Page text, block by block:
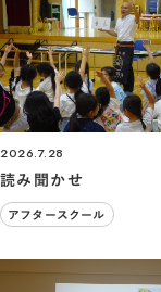
2026.7.28
読み聞かせ
アフタースクール